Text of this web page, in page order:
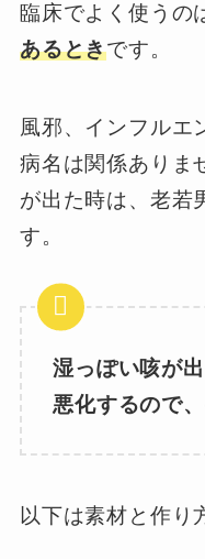
臨床でよく使うの
あるときです。
風邪、インフル
病名は関係ありま
が出た時は、老若
す。
湿っぽい咳が
悪化するので
以下は素材と作り